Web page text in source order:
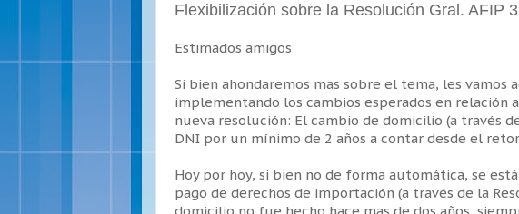
Flexibilización sobre la Resolución Gral. AFIP
Estimados amigos
Si bien ahondaremos mas sobre el tema, les
implementando los cambios esperados en relación
nueva resolución: El cambio de domicilio (a través
DNI por un mínimo de 2 años a contar desde el
Hoy por hoy, si bien no de forma automática, se
pago de derechos de importación (a través de la
domicilio no fue hecho hace mas de dos años,